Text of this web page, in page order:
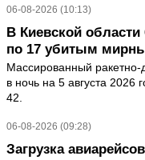
06-08-2026 (10:13)
В Киевской
по 17 убитым
Массированный ракетно-
в ночь на 5 августа 2026
42.
06-08-2026 (09:28)
Загрузка